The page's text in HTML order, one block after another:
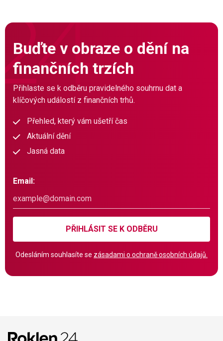
Buďte v obraze o dění na
finančních trzích
Přihlaste se k odběru pravidelného souhrnu dat a
klíčových událostí z finančních trhů.
Přehled, který vám ušetří čas
Aktuální dění
Jasná data
Email:
PŘIHLÁSIT SE K ODBĚRU
Odesláním souhlasíte se zásadami o ochraně osobních údajů.